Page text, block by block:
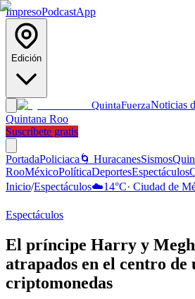
ImpresoPodcastApp
Edición
QuintaFuerzaNoticias
Quintana Roo
Suscríbete gratis
PortadaPoliciaca 🌀 HuracanesSismos
RooMéxicoPolíticaDeportesEspectáculos
Inicio/Espectáculos☁️14°C· Ciudad de
Espectáculos
El príncipe Harry y
atrapados en el centro de
criptomonedas